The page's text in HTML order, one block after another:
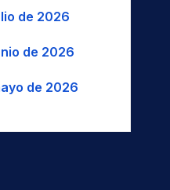
de 2026
de 2026
de 2026